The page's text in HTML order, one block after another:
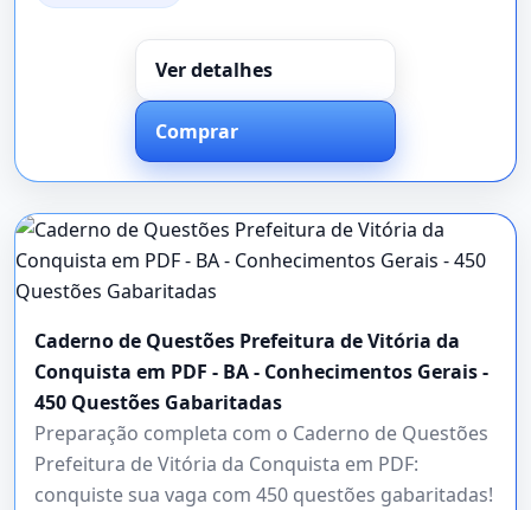
Ver detalhes
Comprar
Caderno de Questões Prefeitura de Vitória da
Conquista em PDF - BA - Conhecimentos Gerais -
450 Questões Gabaritadas
Preparação completa com o Caderno de Questões
Prefeitura de Vitória da Conquista em PDF:
conquiste sua vaga com 450 questões gabaritadas!